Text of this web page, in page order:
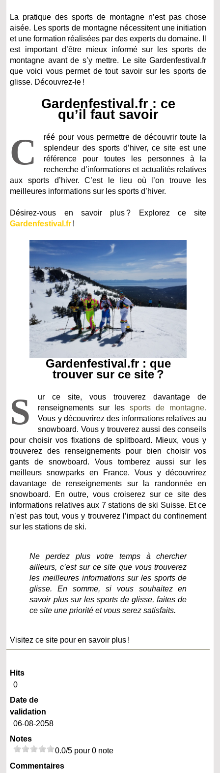
La pratique des sports de montagne n’est pas chose
aisée. Les sports de montagne nécessitent une initiation
et une formation réalisées par des experts du domaine. Il
est important d’être mieux informé sur les sports de
montagne avant de s’y mettre. Le site Gardenfestival.fr
que voici vous permet de tout savoir sur les sports de
glisse. Découvrez-le !
Gardenfestival.fr : ce
qu’il faut savoir
C
réé pour vous permettre de découvrir toute la
splendeur des sports d’hiver, ce site est une
référence pour toutes les personnes à la
recherche d’informations et actualités relatives
aux sports d’hiver. C’est le lieu où l’on trouve les
meilleures informations sur les sports d’hiver.
Désirez-vous en savoir plus ? Explorez ce site
Gardenfestival.fr !
Gardenfestival.fr : que
trouver sur ce site ?
S
ur ce site, vous trouverez davantage de
renseignements sur lessports de montagne.
Vous y découvrirez des informations relatives au
snowboard. Vous y trouverez aussi des conseils
pour choisir vos fixations de splitboard. Mieux, vous y
trouverez des renseignements pour bien choisir vos
gants de snowboard. Vous tomberez aussi sur les
meilleurs snowparks en France. Vous y découvrirez
davantage de renseignements sur la randonnée en
snowboard. En outre, vous croiserez sur ce site des
informations relatives aux 7 stations de ski Suisse. Et ce
n’est pas tout, vous y trouverez l’impact du confinement
sur les stations de ski.
Ne perdez plus votre temps à chercher
ailleurs, c’est sur ce site que vous trouverez
les meilleures informations sur les sports de
glisse. En somme, si vous souhaitez en
savoir plus sur les sports de glisse, faites de
ce site une priorité et vous serez satisfaits.
Visitez ce site pour en savoir plus !
Hits
0
Date de
validation
06-08-2058
Notes
0.0/5 pour 0 note
Commentaires